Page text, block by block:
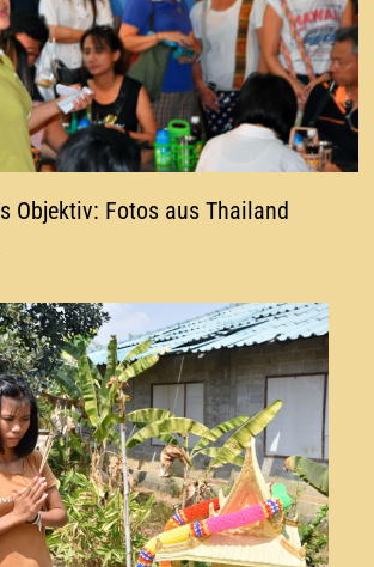
Objektiv: Fotos aus Thailand